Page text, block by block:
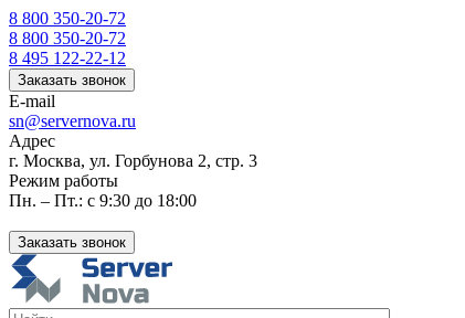
8 800 350-20-72
8 800 350-20-72
8 495 122-22-12
Заказать звонок
E-mail
sn@servernova.ru
Адрес
г. Москва, ул. Горбунова 2, стр. 3
Режим работы
Пн. – Пт.: с 9:30 до 18:00
Заказать звонок